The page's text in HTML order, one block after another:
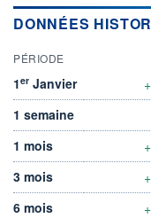
DONNÉES
PÉRIODE
1er Janvier
1 semaine
1 mois
3 mois
6 mois